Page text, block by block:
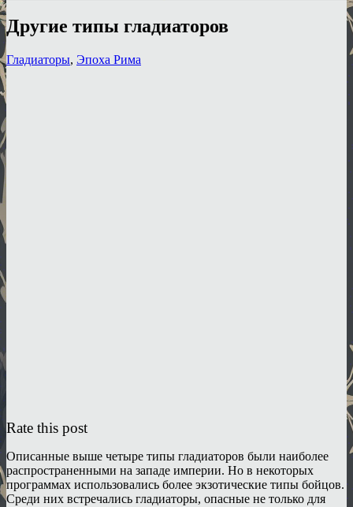
Другие типы гладиаторов
Гладиаторы, Эпоха Рима
Rate this post
Описанные выше четыре типы гладиаторов были наиболее
распространенными на западе империи. Но в некоторых
программах использовались более экзотические типы бойцов.
Среди них встречались гладиаторы, опасные не только для